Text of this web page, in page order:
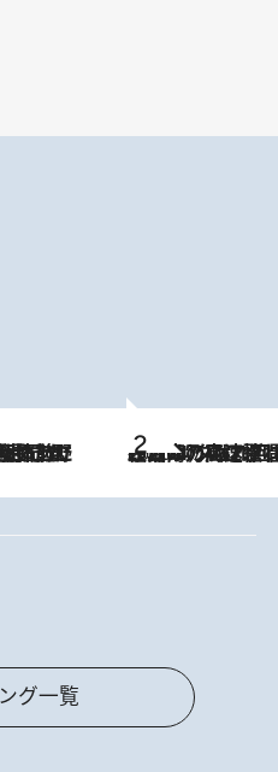
2026.8.7
「湘南乃風に憧れて」観客大盛上がりの“タオル回し”に、ラッパー顔負けの高速歌唱まで…さだまさし（74）のアグレッシブすぎる現在地
グ一覧